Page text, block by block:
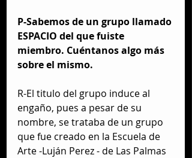
P-Sabemos de un grupo llamado
ESPACIO del que fuiste
miembro. Cuéntanos algo más
sobre el mismo.
R-El titulo del grupo induce al
engaño, pues a pesar de su
nombre, se trataba de un grupo
que fue creado en la Escuela de
Arte -Luján Perez - de Las Palmas